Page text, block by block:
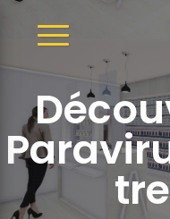
DÉPLIER
LA
NAVIGATION